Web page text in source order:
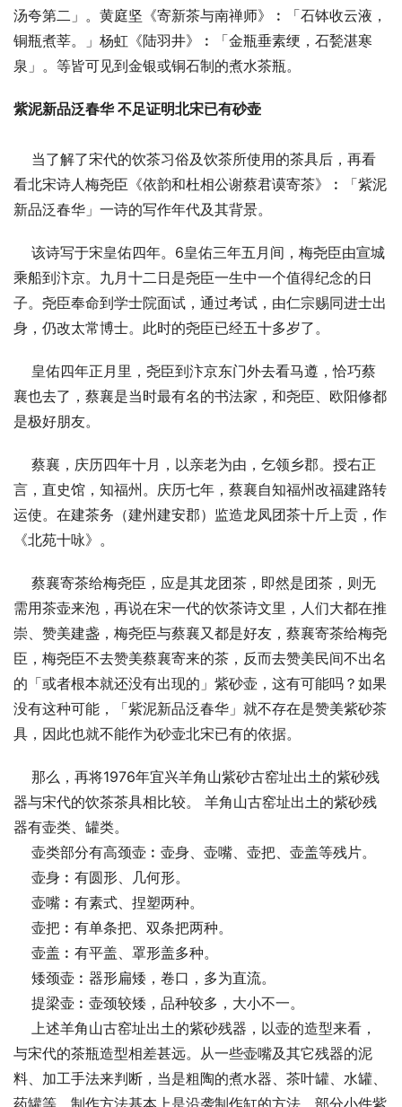
汤夸第二」。黄庭坚《寄新茶与南禅师》︰「石钵收云液，
铜瓶煮莘。」杨虹《陆羽井》︰「金瓶垂素绠，石甃湛寒
泉」。等皆可见到金银或铜石制的煮水茶瓶。
紫泥新品泛春华 不足证明北宋已有砂壶
当了解了宋代的饮茶习俗及饮茶所使用的茶具后，再看
看北宋诗人梅尧臣《依韵和杜相公谢蔡君谟寄茶》︰「紫泥
新品泛春华」一诗的写作年代及其背景。
该诗写于宋皇佑四年。6皇佑三年五月间，梅尧臣由宣城
乘船到汴京。九月十二日是尧臣一生中一个值得纪念的日
子。尧臣奉命到学士院面试，通过考试，由仁宗赐同进士出
身，仍改太常博士。此时的尧臣已经五十多岁了。
皇佑四年正月里，尧臣到汴京东门外去看马遵，恰巧蔡
襄也去了，蔡襄是当时最有名的书法家，和尧臣、欧阳修都
是极好朋友。
蔡襄，庆历四年十月，以亲老为由，乞领乡郡。授右正
言，直史馆，知福州。庆历七年，蔡襄自知福州改福建路转
运使。在建茶务（建州建安郡）监造龙凤团茶十斤上贡，作
《北苑十咏》。
蔡襄寄茶给梅尧臣，应是其龙团茶，即然是团茶，则无
需用茶壶来泡，再说在宋一代的饮茶诗文里，人们大都在推
崇、赞美建盏，梅尧臣与蔡襄又都是好友，蔡襄寄茶给梅尧
臣，梅尧臣不去赞美蔡襄寄来的茶，反而去赞美民间不出名
的「或者根本就还没有出现的」紫砂壶，这有可能吗？如果
没有这种可能，「紫泥新品泛春华」就不存在是赞美紫砂茶
具，因此也就不能作为砂壶北宋已有的依据。
那么，再将1976年宜兴羊角山紫砂古窑址出土的紫砂残
器与宋代的饮茶茶具相比较。 羊角山古窑址出土的紫砂残
器有壶类、罐类。
壶类部分有高颈壶︰壶身、壶嘴、壶把、壶盖等残片。
壶身︰有圆形、几何形。
壶嘴︰有素式、捏塑两种。
壶把︰有单条把、双条把两种。
壶盖︰有平盖、罩形盖多种。
矮颈壶︰器形扁矮，卷口，多为直流。
提梁壶︰壶颈较矮，品种较多，大小不一。
上述羊角山古窑址出土的紫砂残器，以壶的造型来看，
与宋代的茶瓶造型相差甚远。从一些壶嘴及其它残器的泥
料、加工手法来判断，当是粗陶的煮水器、茶叶罐、水罐、
药罐等，制作方法基本上是沿袭制作缸的方法。部分小件紫